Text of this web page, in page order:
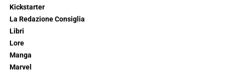
Kickstarter
La Redazione Consiglia
Libri
Lore
Manga
Marvel